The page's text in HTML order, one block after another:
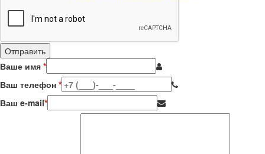
Ваше имя *
Ваш телефон *
Ваш e-mail*